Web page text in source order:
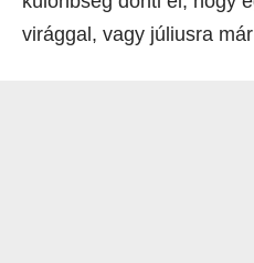
virággal, vagy júliusra